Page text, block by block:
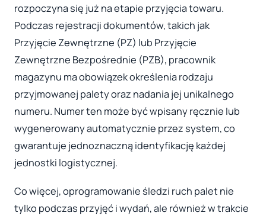
rozpoczyna się już na etapie przyjęcia towaru.
Podczas rejestracji dokumentów, takich jak
Przyjęcie Zewnętrzne (PZ) lub Przyjęcie
Zewnętrzne Bezpośrednie (PZB), pracownik
magazynu ma obowiązek określenia rodzaju
przyjmowanej palety oraz nadania jej unikalnego
numeru. Numer ten może być wpisany ręcznie lub
wygenerowany automatycznie przez system, co
gwarantuje jednoznaczną identyfikację każdej
jednostki logistycznej.
Co więcej, oprogramowanie śledzi ruch palet nie
tylko podczas przyjęć i wydań, ale również w trakcie